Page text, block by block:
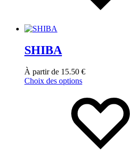
SHIBA
À partir de 15.50 €
Choix des options